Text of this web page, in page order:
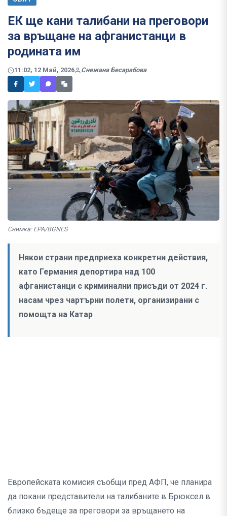
ЕК ще кани талибани на преговори
за връщане на афганистанци в
родината им
11:02, 12 Май, 2026 Снежана Бесарабова
Снимка: EPA/BGNES
Някои страни предприеха конкретни действия,
като Германия депортира над 100
афганистанци с криминални присъди от 2024 г.
насам чрез чартърни полети, организирани с
помощта на Катар
Европейската комисия съобщи пред АФП, че планира
да покани представители на талибаните в Брюксел в
близко бъдеще за преговори за връщането на